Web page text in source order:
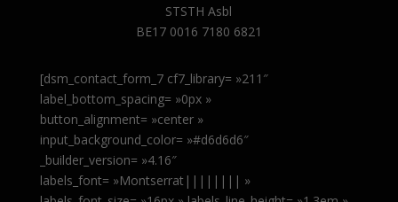
STSTH Asbl
BE17 0016 7180 6821
[dsm_contact_form_7 cf7_library= »211″
label_bottom_spacing= »0px »
button_alignment= »center »
input_background_color= »#d6d6d6″
_builder_version= »4.16″
labels_font= »Montserrat|||||||| »